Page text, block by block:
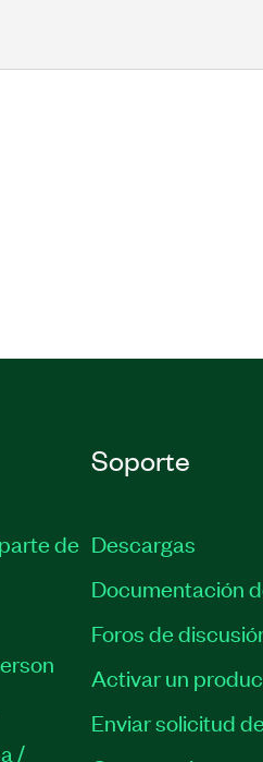
de
/
Soporte
Descargas
Documentación
Foros de
Activar un
Enviar solicitud